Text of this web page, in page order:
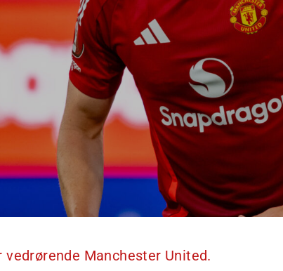
Manchester United.